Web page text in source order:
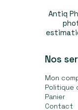
Antiq
Nos
Mon
Politique
Panier
Contact